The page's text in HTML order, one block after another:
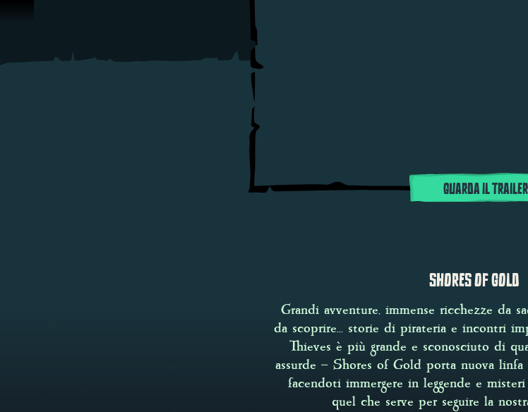
GUARDA IL TRAILER
SHORES OF GOLD
Grandi avventure, immense ricchezze da
da scoprire... storie di pirateria e incontri
Thieves è più grande e sconosciuto di
assurde – Shores of Gold porta nuova
facendoti immergere in leggende e
quel che serve per seguire la